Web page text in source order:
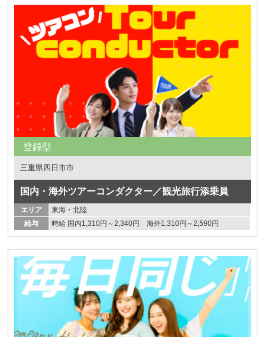
登録型
三重県四日市市
国内・海外ツアーコンダクター／観光旅行添乗員
エリア
東海・北陸
給与
時給 国内1,310円～2,340円 海外1,310円～2,590円